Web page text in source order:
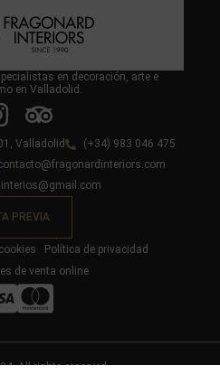
en decoración, arte e
en Valladolid.
Valladolid
(+34) 983 046 475
PREVIA
Política de privacidad
de venta online
All rights reserved.